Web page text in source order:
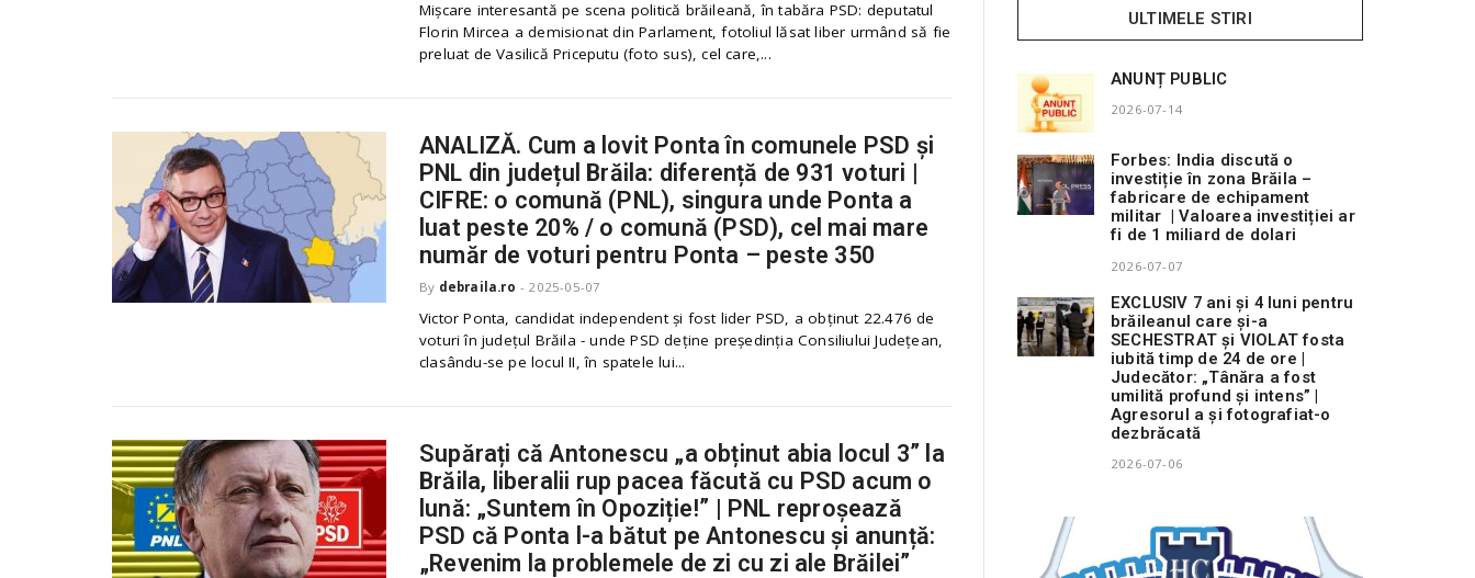
Mișcare interesantă pe scena politică brăileană, în tabăra PSD: deputatul
Florin Mircea a demisionat din Parlament, fotoliul lăsat liber urmând să fie
preluat de Vasilică Priceputu (foto sus), cel care,...
ANALIZĂ. Cum a lovit Ponta în comunele PSD și
PNL din județul Brăila: diferență de 931 voturi |
CIFRE: o comună (PNL), singura unde Ponta a
luat peste 20% / o comună (PSD), cel mai mare
număr de voturi pentru Ponta – peste 350
By debraila.ro - 2025-05-07
Victor Ponta, candidat independent și fost lider PSD, a obținut 22.476 de
voturi în județul Brăila - unde PSD deține președinția Consiliului Județean,
clasându-se pe locul II, în spatele lui...
Supărați că Antonescu „a obținut abia locul 3” la
Brăila, liberalii rup pacea făcută cu PSD acum o
lună: „Suntem în Opoziție!” | PNL reproșează
PSD că Ponta l-a bătut pe Antonescu și anunță:
„Revenim la problemele de zi cu zi ale Brăilei”
ULTIMELE STIRI
ANUNȚ PUBLIC
2026-07-14
Forbes: India discută o
investiție în zona Brăila –
fabricare de echipament
militar | Valoarea investiției ar
fi de 1 miliard de dolari
2026-07-07
EXCLUSIV 7 ani și 4 luni pentru
brăileanul care și-a
SECHESTRAT și VIOLAT fosta
iubită timp de 24 de ore |
Judecător: „Tânăra a fost
umilită profund și intens” |
Agresorul a și fotografiat-o
dezbrăcată
2026-07-06